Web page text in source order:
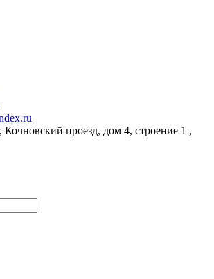
Кочновский проезд, дом 4, строение 1 ,